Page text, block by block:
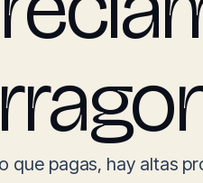
que pagas, hay altas